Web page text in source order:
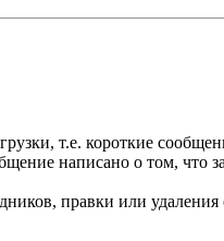
т.е. короткие
написано о том, что
правки или